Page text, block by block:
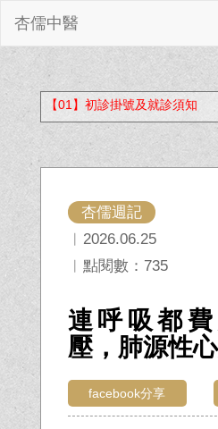
杏儒中醫
【01】初診掛號及就診須知
杏儒週記
︱2026.06.25
︱點閱數：735
連呼吸都
壓，肺源性
facebook分享